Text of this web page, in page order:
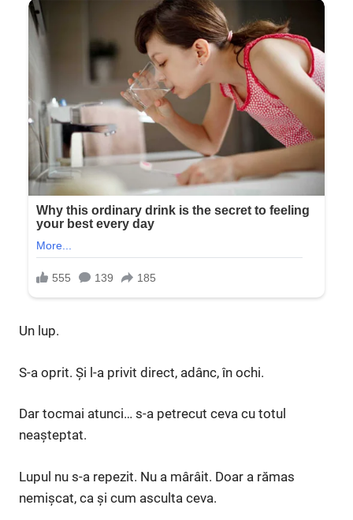
Un lup.
S-a oprit. Și l-a privit direct, adânc, în ochi.
Dar tocmai atunci… s-a petrecut ceva cu totul
neașteptat.
Lupul nu s-a repezit. Nu a mârâit. Doar a rămas
nemișcat, ca și cum asculta ceva.